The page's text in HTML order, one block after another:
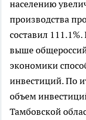
населению
производства
составил
выше
экономики
инвестиций. По
объем
Тамбовской